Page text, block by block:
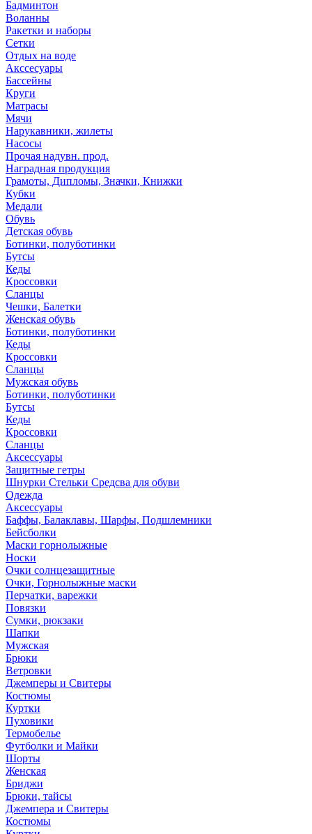
Бадминтон
Воланны
Ракетки и наборы
Сетки
Отдых на воде
Акссесуары
Бассейны
Круги
Матрасы
Мячи
Нарукавники, жилеты
Насосы
Прочая надувн. прод.
Наградная продукция
Грамоты, Дипломы, Значки, Книжки
Кубки
Медали
Обувь
Детская обувь
Ботинки, полуботинки
Бутсы
Кеды
Кроссовки
Сланцы
Чешки, Балетки
Женская обувь
Ботинки, полуботинки
Кеды
Кроссовки
Сланцы
Мужская обувь
Ботинки, полуботинки
Бутсы
Кеды
Кроссовки
Сланцы
Аксессуары
Защитные гетры
Шнурки Стельки Средсва для обуви
Одежда
Аксессуары
Баффы, Балаклавы, Шарфы, Подшлемники
Бейсболки
Маски горнолыжные
Носки
Очки солнцезащитные
Очки, Горнолыжные маски
Перчатки, варежки
Повязки
Сумки, рюкзаки
Шапки
Мужская
Брюки
Ветровки
Джемперы и Свитеры
Костюмы
Куртки
Пуховики
Термобелье
Футболки и Майки
Шорты
Женская
Бриджи
Брюки, тайсы
Джемпера и Свитеры
Костюмы